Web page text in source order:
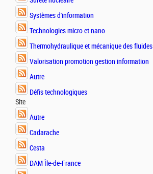
Systèmes d'information
Technologies micro et nano
Thermohydraulique et mécanique des fluides
Valorisation promotion gestion information
Autre
Défis technologiques
Site
Autre
Cadarache
Cesta
DAM Île-de-France